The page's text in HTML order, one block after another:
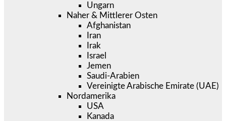
Ungarn
Naher & Mittlerer Osten
Afghanistan
Iran
Irak
Israel
Jemen
Saudi-Arabien
Vereinigte Arabische Emirate (UAE)
Nordamerika
USA
Kanada